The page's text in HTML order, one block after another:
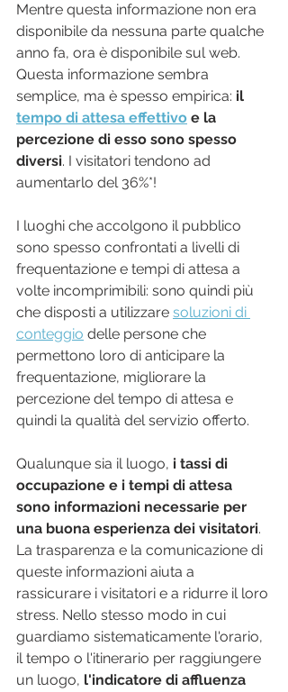
Mentre questa informazione non era
disponibile da nessuna parte qualche
anno fa, ora è disponibile sul web.
Questa informazione sembra
semplice, ma è spesso empirica: il
tempo di attesa effettivo e la
percezione di esso sono spesso
diversi. I visitatori tendono ad
aumentarlo del 36%*!
I luoghi che accolgono il pubblico
sono spesso confrontati a livelli di
frequentazione e tempi di attesa a
volte incomprimibili: sono quindi più
che disposti a utilizzare soluzioni di
conteggio delle persone che
permettono loro di anticipare la
frequentazione, migliorare la
percezione del tempo di attesa e
quindi la qualità del servizio offerto.
Qualunque sia il luogo, i tassi di
occupazione e i tempi di attesa
sono informazioni necessarie per
una buona esperienza dei visitatori.
La trasparenza e la comunicazione di
queste informazioni aiuta a
rassicurare i visitatori e a ridurre il loro
stress. Nello stesso modo in cui
guardiamo sistematicamente l'orario,
il tempo o l'itinerario per raggiungere
un luogo, l'indicatore di affluenza